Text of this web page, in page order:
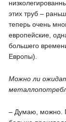
этих труб –
теперь очень
европейские,
большего
Европы).
Можно ли
– Думаю, можно.